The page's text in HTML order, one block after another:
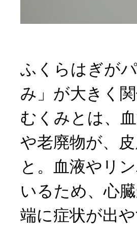
ふくらはぎが
み」が大きく
むくみとは、
や老廃物が、
と。血液やリ
いるため、心
端に症状が出